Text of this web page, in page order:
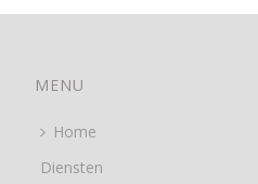
MENU
Home
Diensten